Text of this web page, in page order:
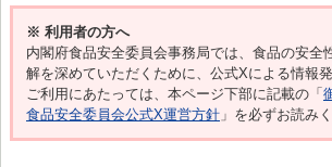
※ 利用者の方へ
内閣府食品安全委員会事務局では、食品の安全
解を深めていただくために、公式Xによる情報
ご利用にあたっては、本ページ下部に記載の「
食品安全委員会公式X運営方針 」を必ずお読み